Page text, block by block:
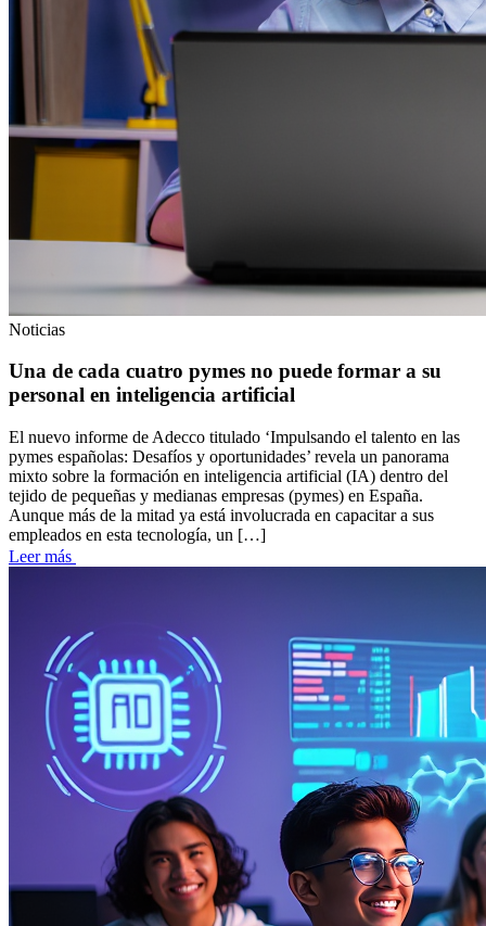
Desarrollo Web
Desarrollo de aplicaciones móviles
Cloud Solutions
IT Assesstment
Staffing
Soluciones basadas en datos
IA Conversacional
Automatización de procesos
Implementación Ecommerce
Integración Ecommerce
Performance Ecommerce
Retail Media
Cotiza tus proyectosNUEVO
Noticias
Una de cada cuatro pymes no puede formar a su
personal en inteligencia artificial
El nuevo informe de Adecco titulado ‘Impulsando el talento en las
pymes españolas: Desafíos y oportunidades’ revela un panorama
mixto sobre la formación en inteligencia artificial (IA) dentro del
tejido de pequeñas y medianas empresas (pymes) en España.
Aunque más de la mitad ya está involucrada en capacitar a sus
empleados en esta tecnología, un […]
Leer más